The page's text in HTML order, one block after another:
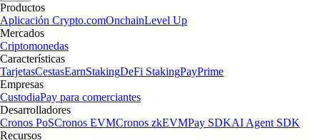
Productos
Aplicación Crypto.comOnchainLevel Up
Mercados
Criptomonedas
Características
TarjetasCestasEarnStakingDeFi StakingPayPrime
Empresas
CustodiaPay para comerciantes
Desarrolladores
Cronos PoSCronos EVMCronos zkEVMPay SDKAI Agent SDK
Recursos